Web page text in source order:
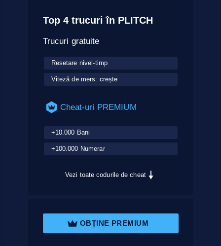
Top 4 trucuri în PLITCH
Trucuri gratuite
Resetare nivel-timp
Viteză de mers: crește
Cheat-uri PREMIUM
+10.000 Bani
+100.000 Numerar
Vezi toate codurile de cheat
OBȚINE PREMIUM